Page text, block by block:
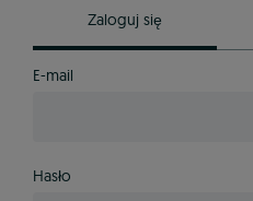
Zaloguj się
E-mail
Hasło